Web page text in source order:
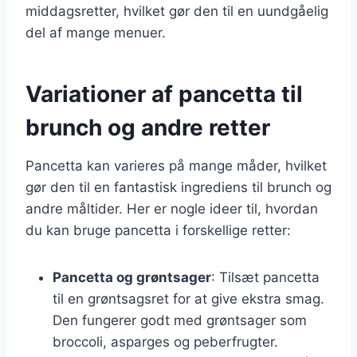
middagsretter, hvilket gør den til en uundgåelig
del af mange menuer.
Variationer af pancetta til
brunch og andre retter
Pancetta kan varieres på mange måder, hvilket
gør den til en fantastisk ingrediens til brunch og
andre måltider. Her er nogle ideer til, hvordan
du kan bruge pancetta i forskellige retter:
Pancetta og grøntsager: Tilsæt pancetta
til en grøntsagsret for at give ekstra smag.
Den fungerer godt med grøntsager som
broccoli, asparges og peberfrugter.